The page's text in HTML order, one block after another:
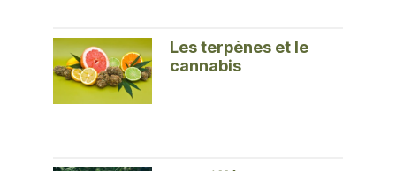
Les terpènes et le
cannabis